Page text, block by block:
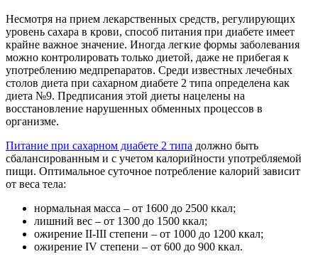
Несмотря на прием лекарственных средств, регулирующих
уровень сахара в крови, способ питания при диабете имеет
крайне важное значение. Иногда легкие формы заболевания
можно контролировать только диетой, даже не прибегая к
употреблению медпрепаратов. Среди известных лечебных
столов диета при сахарном диабете 2 типа определена как
диета №9. Предписания этой диеты нацелены на
восстановление нарушенных обменных процессов в
организме.
Питание при сахарном диабете 2 типа должно быть
сбалансированным и с учетом калорийности употребляемой
пищи. Оптимальное суточное потребление калорий зависит
от веса тела:
нормальная масса – от 1600 до 2500 ккал;
лишний вес – от 1300 до 1500 ккал;
ожирение II-III степени – от 1000 до 1200 ккал;
ожирение IV степени – от 600 до 900 ккал.